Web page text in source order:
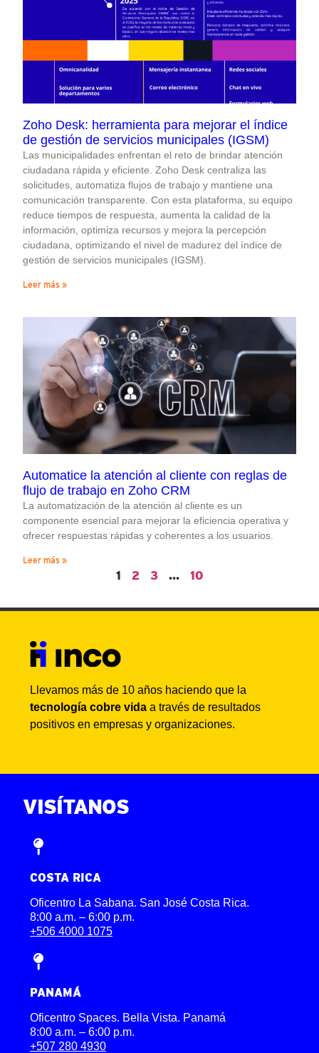
Zoho Desk: herramienta para mejorar el índice
de gestión de servicios municipales (IGSM)
Las municipalidades enfrentan el reto de brindar atención
ciudadana rápida y eficiente. Zoho Desk centraliza las
solicitudes, automatiza flujos de trabajo y mantiene una
comunicación transparente. Con esta plataforma, su equipo
reduce tiempos de respuesta, aumenta la calidad de la
información, optimiza recursos y mejora la percepción
ciudadana, optimizando el nivel de madurez del índice de
gestión de servicios municipales (IGSM).
Leer más »
Automatice la atención al cliente con reglas de
flujo de trabajo en Zoho CRM
La automatización de la atención al cliente es un
componente esencial para mejorar la eficiencia operativa y
ofrecer respuestas rápidas y coherentes a los usuarios.
Leer más »
1 2 3 … 10
Llevamos más de 10 años haciendo que la
tecnología cobre vida a través de resultados
positivos en empresas y organizaciones.
VISÍTANOS
COSTA RICA
Oficentro La Sabana. San José Costa Rica.
8:00 a.m. – 6:00 p.m.
+506 4000 1075
PANAMÁ
Oficentro Spaces. Bella Vista. Panamá
8:00 a.m. – 6:00 p.m.
+507 280 4930